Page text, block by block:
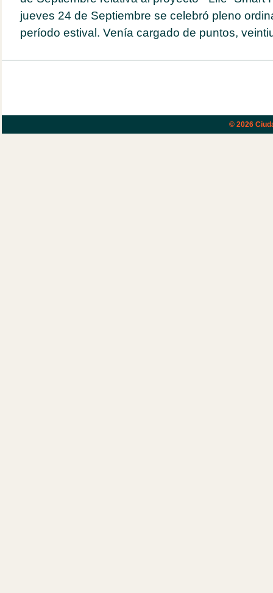
jueves 24 de Septiembre se celebró pleno
período estival. Venía cargado de puntos,
© 2026